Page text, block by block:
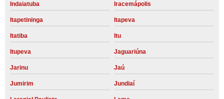
Indaiatuba Iracemápolis
Itapetininga Itapeva
Itatiba Itu
Itupeva Jaguariúna
Jarinu Jaú
Jumirim Jundiaí